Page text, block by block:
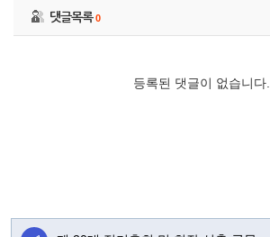
댓글목록0
등록된 댓글이 없습니다.